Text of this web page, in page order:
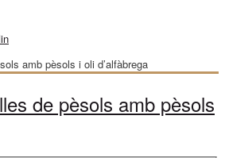
de pèsols amb pèsols